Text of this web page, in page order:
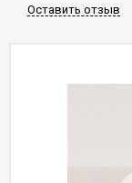
Оставить отзыв